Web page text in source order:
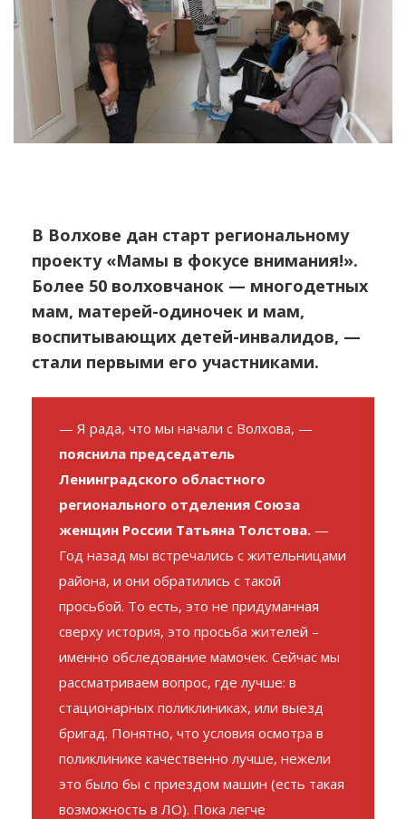
В Волхове дан старт региональному
проекту «Мамы в фокусе внимания!».
Более 50 волховчанок — многодетных
мам, матерей-одиночек и мам,
воспитывающих детей-инвалидов, —
стали первыми его участниками.
— Я рада, что мы начали с Волхова, —
пояснила председатель
Ленинградского областного
регионального отделения Союза
женщин России Татьяна Толстова. —
Год назад мы встречались с жительницами
района, и они обратились с такой
просьбой. То есть, это не придуманная
сверху история, это просьба жителей –
именно обследование мамочек. Сейчас мы
рассматриваем вопрос, где лучше: в
стационарных поликлиниках, или выезд
бригад. Понятно, что условия осмотра в
поликлинике качественно лучше, нежели
это было бы с приездом машин (есть такая
возможность в ЛО). Пока легче